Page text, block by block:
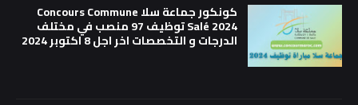
كونكور جماعة سلا Concours Commune
Salé 2024 توظيف 97 منصب في مختلف
الدرجات و التخصصات اخر اجل 8 اكتوبر 2024